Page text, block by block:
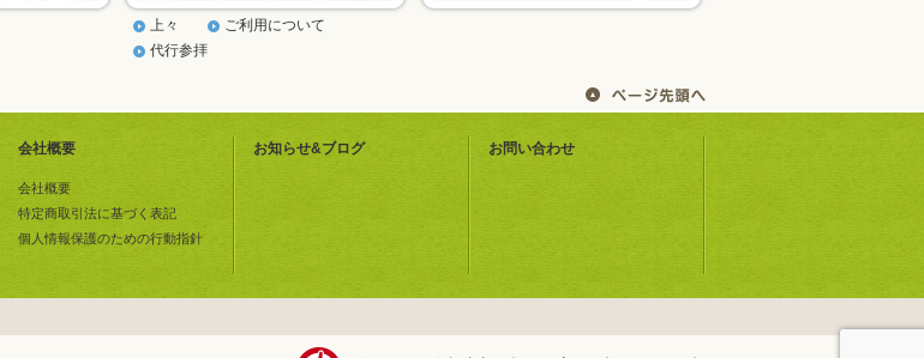
上々
ご利用について
代行参拝
会社概要
会社概要
特定商取引法に基づく表記
個人情報保護のための行動指針
お知らせ&ブログ お問い合わせ